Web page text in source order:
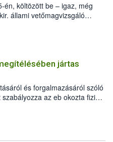
én, költözött be – igaz, még
állami vetőmagvizsgáló
alatti, Czigler Győző által
jártas
és forgalmazásáról szóló
az eb okozta fizikai
felmerülő
eb tartását és annak